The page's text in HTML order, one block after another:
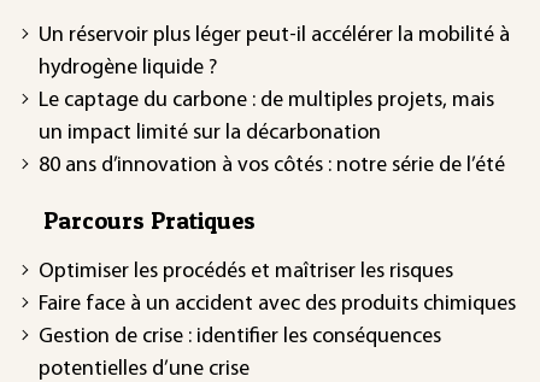
Un réservoir plus léger peut-il accélérer la mobilité à
hydrogène liquide ?
Le captage du carbone : de multiples projets, mais
un impact limité sur la décarbonation
80 ans d’innovation à vos côtés : notre série de l’été
Parcours Pratiques
Optimiser les procédés et maîtriser les risques
Faire face à un accident avec des produits chimiques
Gestion de crise : identifier les conséquences
potentielles d’une crise